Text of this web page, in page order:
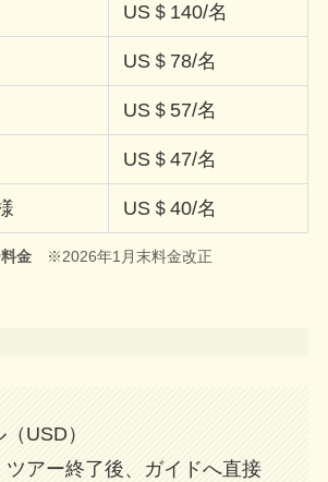
US＄140/名
US＄78/名
US＄57/名
US＄47/名
US＄40/名
金 ※2026年1月末料金改正
USD）
ツアー終了後、ガイドへ直接